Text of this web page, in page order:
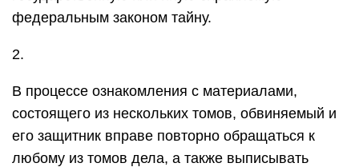
федеральным законом тайну.
2.
В процессе ознакомления с материалами,
состоящего из нескольких томов, обвиняемый и
его защитник вправе повторно обращаться к
любому из томов дела, а также выписывать